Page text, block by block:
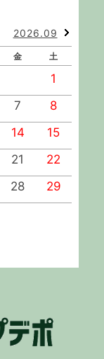
2026.09
金 土
1
7
8
14
15
21
22
28 29